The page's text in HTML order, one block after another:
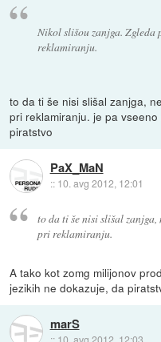
Nikol slišou zanjga. Zgleda
reklamiranju.
to da ti še nisi slišal zanjga,
pri reklamiranju. je pa
piratstvo
PaX_MaN
:: 10. avg 2012, 12:01
to da ti še nisi slišal zanjga,
pri reklamiranju.
A tako kot zomg milijonov
jezikih ne dokazuje, da
marS
:: 10. avg 2012, 12:03